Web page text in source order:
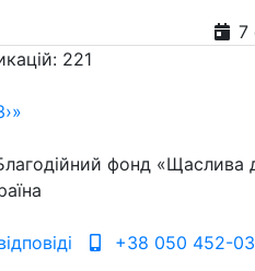
7
221
›»
фонд «Щаслива
+38 050 452-